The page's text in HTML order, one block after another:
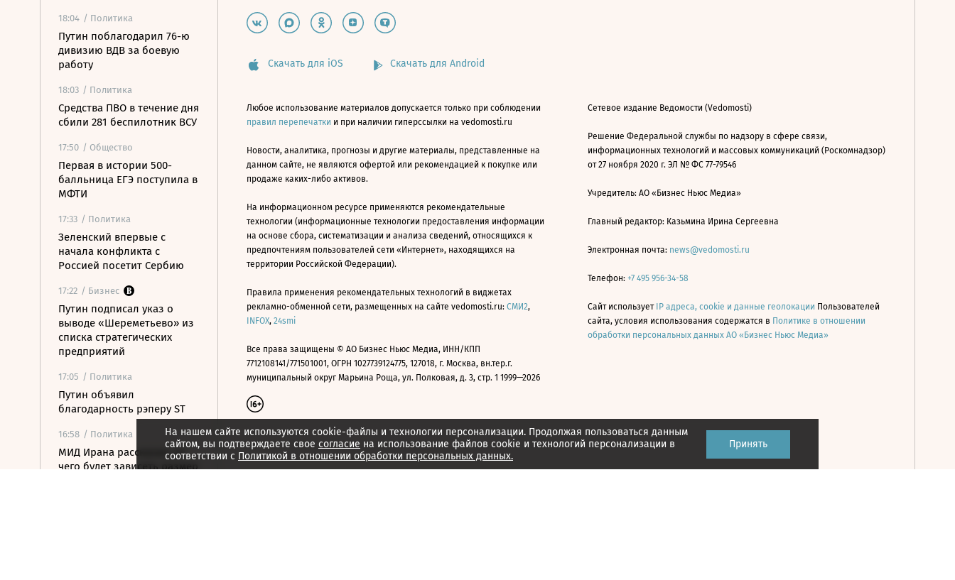
18:04 / Политика
Путин поблагодарил 76-ю
дивизию ВДВ за боевую
работу
18:03 / Политика
Средства ПВО в течение дня
сбили 281 беспилотник ВСУ
17:50 / Общество
Первая в истории 500-
балльница ЕГЭ поступила в
МФТИ
17:33 / Политика
Зеленский впервые с
начала конфликта с
Россией посетит Сербию
17:22 / Бизнес
Путин подписал указ о
выводе «Шереметьево» из
списка стратегических
предприятий
17:05 / Политика
Путин объявил
благодарность рэперу ST
16:58 / Политика
МИД Ирана рассказал, от
чего будет зависеть размер
На нашем сайте используются cookie-файлы и технологии персонализации. Продолжая пользоваться данным
сайтом, вы подтверждаете свое согласие на использование файлов cookie и технологий персонализации в
соответствии с Политикой в отношении обработки персональных данных.
Принять
Скачать для iOS Скачать для Android
Любое использование материалов допускается только при соблюдении
правил перепечатки и при наличии гиперссылки на vedomosti.ru
Новости, аналитика, прогнозы и другие материалы, представленные на
данном сайте, не являются офертой или рекомендацией к покупке или
продаже каких-либо активов.
На информационном ресурсе применяются рекомендательные
технологии (информационные технологии предоставления информации
на основе сбора, систематизации и анализа сведений, относящихся к
предпочтениям пользователей сети «Интернет», находящихся на
территории Российской Федерации).
Правила применения рекомендательных технологий в виджетах
рекламно-обменной сети, размещенных на сайте vedomosti.ru: СМИ2,
INFOX, 24smi
Все права защищены © АО Бизнес Ньюс Медиа, ИНН/КПП
7712108141/771501001, ОГРН 1027739124775, 127018, г. Москва, вн.тер.г.
муниципальный округ Марьина Роща, ул. Полковая, д. 3, стр. 1 1999—2026
Сетевое издание Ведомости (Vedomosti)
Решение Федеральной службы по надзору в сфере связи,
информационных технологий и массовых коммуникаций (Роскомнадзор)
от 27 ноября 2020 г. ЭЛ № ФС 77-79546
Учредитель: АО «Бизнес Ньюс Медиа»
Главный редактор: Казьмина Ирина Сергеевна
Электронная почта: news@vedomosti.ru
Телефон: +7 495 956-34-58
Сайт использует IP адреса, cookie и данные геолокации Пользователей
сайта, условия использования содержатся в Политике в отношении
обработки персональных данных АО «Бизнес Ньюс Медиа»